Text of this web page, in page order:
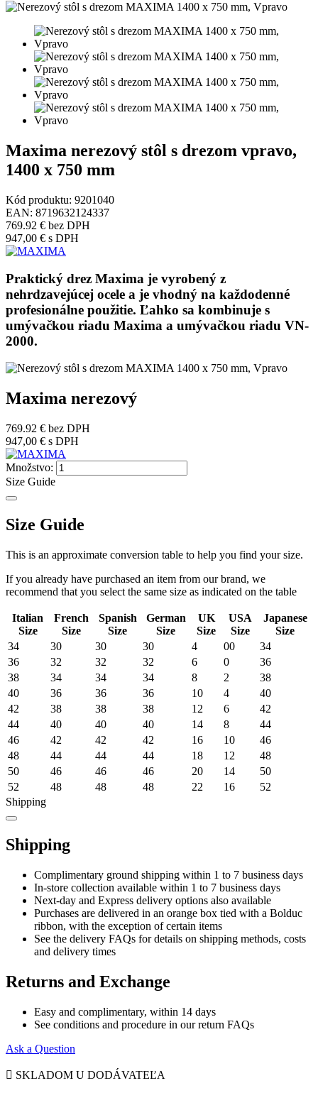
Maxima nerezový stôl s drezom vpravo,
1400 x 750 mm
Kód produktu: 9201040
EAN: 8719632124337
769.92 € bez DPH
947,00 € s DPH
Praktický drez Maxima je vyrobený z
nehrdzavejúcej ocele a je vhodný na každodenné
profesionálne použitie. Ľahko sa kombinuje s
umývačkou riadu Maxima a umývačkou riadu VN-
2000.
Maxima nerezový
769.92 € bez DPH
947,00 € s DPH
Množstvo:
Size Guide
Size Guide
This is an approximate conversion table to help you find your size.
If you already have purchased an item from our brand, we
recommend that you select the same size as indicated on the table
Italian
Size
French
Size
Spanish
Size
German
Size
UK
Size
USA
Size
Japanese
Size
34
30 30 30 4 00
34
36
32 32 32 6 0
36
38
34 34 34 8 2
38
40
36 36 36 10 4
40
42
38 38 38 12 6
42
44
40 40 40 14 8
44
46
42 42 42 16 10
46
48
44 44 44 18 12
48
50
46 46 46 20 14
50
52
48 48 48 22 16
52
Shipping
Shipping
Complimentary ground shipping within 1 to 7 business days
In-store collection available within 1 to 7 business days
Next-day and Express delivery options also available
Purchases are delivered in an orange box tied with a Bolduc
ribbon, with the exception of certain items
See the delivery FAQs for details on shipping methods, costs
and delivery times
Returns and Exchange
Easy and complimentary, within 14 days
See conditions and procedure in our return FAQs
Ask a Question
 SKLADOM U DODÁVATEĽA